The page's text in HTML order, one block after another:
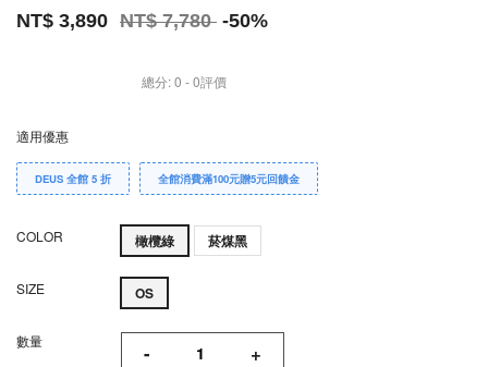
NT$ 3,890 NT$ 7,780 -50%
總分:0 -0評價
適用優惠
DEUS 全館 5 折 全館消費滿100元贈5元回饋金
COLOR 橄欖綠 菸煤黑
SIZE OS
數量 - +